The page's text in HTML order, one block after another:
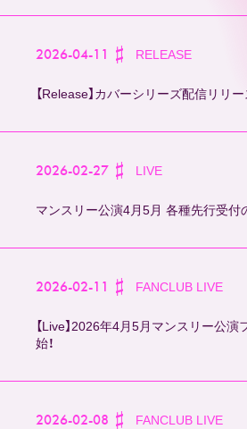
2026-04-11 RELEASE
【Release】カバーシリーズ配信リリー
2026-02-27 LIVE
マンスリー公演4月5月 各種先行受付
2026-02-11 FANCLUB LIVE
【Live】2026年4月5月マンスリー公
始！
2026-02-08 FANCLUB LIVE